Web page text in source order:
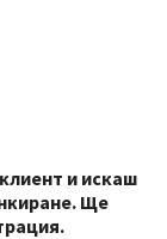
и искаш
Ще